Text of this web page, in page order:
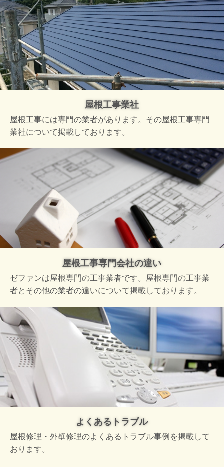
屋根工事業社
屋根工事には専門の業者があります。その屋根工事専門
業社について掲載しております。
屋根工事専門会社の違い
ゼファンは屋根専門の工事業者です。屋根専門の工事業
者とその他の業者の違いについて掲載しております。
よくあるトラブル
屋根修理・外壁修理のよくあるトラブル事例を掲載して
おります。